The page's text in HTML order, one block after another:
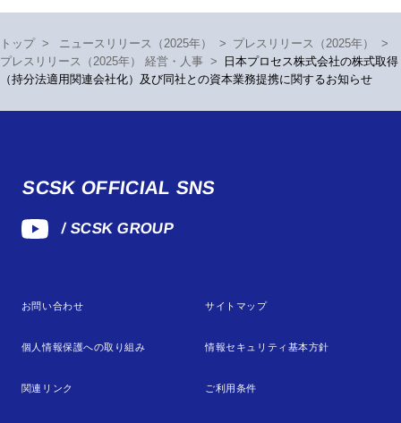
トップ > ニュースリリース（2025年） > プレスリリース（2025年）
>
プレスリリース（2025年） 経営・人事 >
日本プロセス株式会社の株式取得
（持分法適用関連会社化）及び同社との資本業務提携に関するお知らせ
SCSK OFFICIAL SNS
/ SCSK GROUP
お問い合わせ サイトマップ
個人情報保護への取り組み 情報セキュリティ基本方針
関連リンク ご利用条件